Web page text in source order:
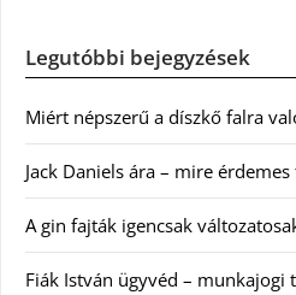
Legutóbbi bejegyzések
Miért népszerű a díszkő falra
Jack Daniels ára – mire
A gin fajták igencsak
Fiák István ügyvéd – munkajogi